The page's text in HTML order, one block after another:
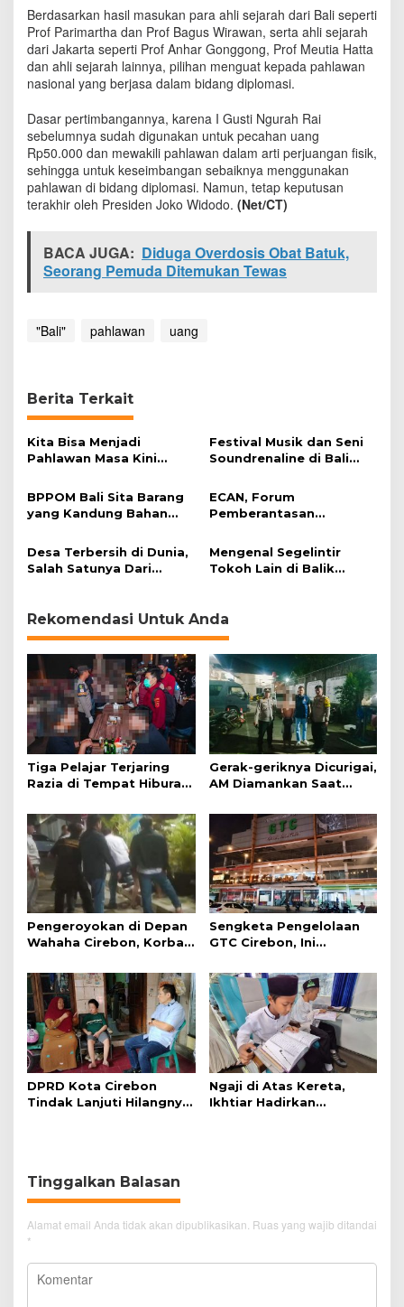
n
g
d
i
U
a
g
B
a
r
u
Berdasarkan hasil masukan para ahli sejarah dari Bali seperti
Prof Parimartha dan Prof Bagus Wirawan, serta ahli sejarah
dari Jakarta seperti Prof Anhar Gonggong, Prof Meutia Hatta
dan ahli sejarah lainnya, pilihan menguat kepada pahlawan
nasional yang berjasa dalam bidang diplomasi.
Dasar pertimbangannya, karena I Gusti Ngurah Rai
sebelumnya sudah digunakan untuk pecahan uang
Rp50.000 dan mewakili pahlawan dalam arti perjuangan fisik,
sehingga untuk keseimbangan sebaiknya menggunakan
pahlawan di bidang diplomasi. Namun, tetap keputusan
terakhir oleh Presiden Joko Widodo. (Net/CT)
BACA JUGA: Diduga Overdosis Obat Batuk,
Seorang Pemuda Ditemukan Tewas
"Bali" pahlawan uang
Berita Terkait
Kita Bisa Menjadi
Pahlawan Masa Kini
Festival Musik dan Seni
Soundrenaline di Bali
Asia
BPPOM Bali Sita Barang
yang Kandung Bahan
ECAN, Forum
Pemberantasan
Adakan Pertemuan di
Bali
Desa Terbersih di Dunia,
Salah Satunya Dari
Mengenal Segelintir
Tokoh Lain di Balik
Rekomendasi Untuk Anda
Tiga Pelajar Terjaring
Razia di Tempat Hiburan
Gerak-geriknya Dicurigai,
AM Diamankan Saat
Pengeroyokan di Depan
Wahaha Cirebon, Korban
Polisi
Sengketa Pengelolaan
GTC Cirebon, Ini
Simanjuntak
DPRD Kota Cirebon
Tindak Lanjuti Hilangnya
Ngaji di Atas Kereta,
Ikhtiar Hadirkan
Tinggalkan Balasan
Alamat email Anda tidak akan dipublikasikan. Ruas yang wajib ditandai
*